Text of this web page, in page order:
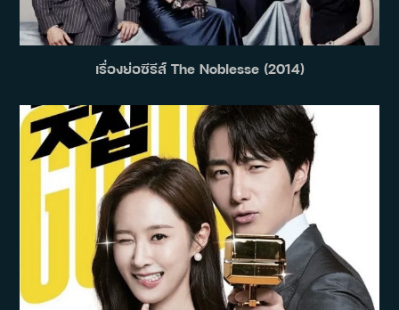
เรื่องย่อซีรีส์ The Noblesse (2014)